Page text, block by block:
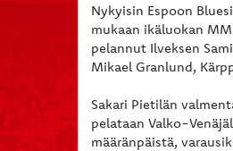
Nykyisin Espoon
mukaan ikäluokan
pelannut Ilveksen
Mikael Granlund,
Sakari Pietilän
pelataan Valko-
määränpäistä,